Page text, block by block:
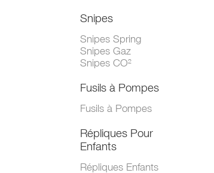
Snipes
Snipes Spring
Snipes Gaz
Snipes CO²
Fusils à Pompes
Fusils à Pompes
Répliques Pour
Enfants
Répliques Enfants